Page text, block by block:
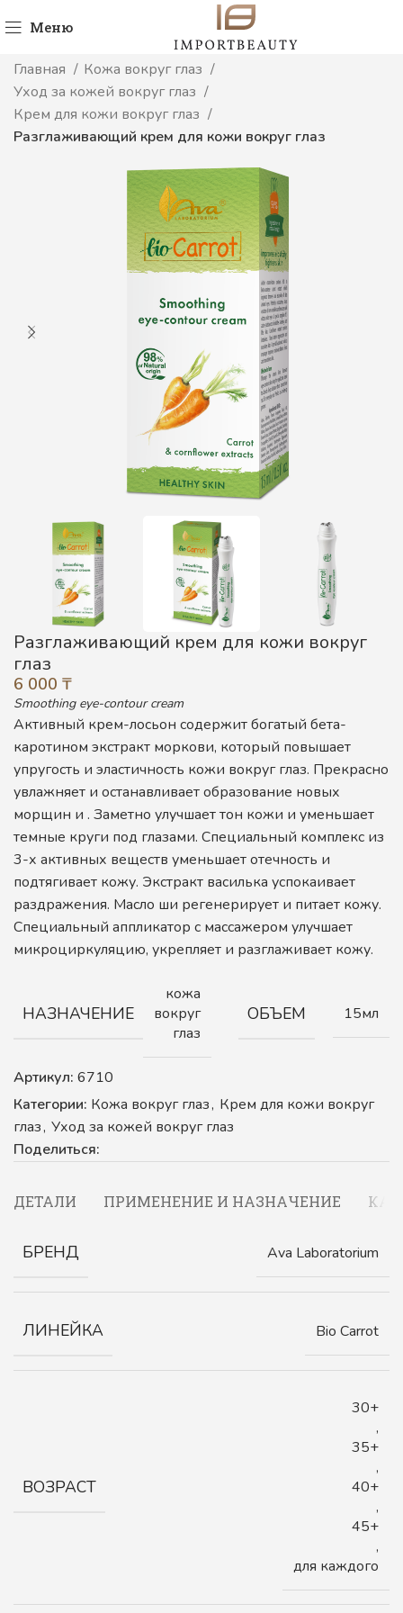
Меню
Главная
Кожа вокруг глаз
Уход за кожей вокруг глаз
Крем для кожи вокруг глаз
Разглаживающий крем для кожи вокруг глаз
Разглаживающий крем для кожи вокруг
глаз
6 000 ₸
Smoothing eye-contour cream
Активный крем-лосьон содержит богатый бета-
каротином экстракт моркови, который повышает
упругость и эластичность кожи вокруг глаз. Прекрасно
увлажняет и останавливает образование новых
морщин и . Заметно улучшает тон кожи и уменьшает
темные круги под глазами. Специальный комплекс из
3-х активных веществ уменьшает отечность и
подтягивает кожу. Экстракт василька успокаивает
раздражения. Масло ши регенерирует и питает кожу.
Специальный аппликатор с массажером улучшает
микроциркуляцию, укрепляет и разглаживает кожу.
НАЗНАЧЕНИЕ
кожа
вокруг
глаз
ОБЪЕМ 15мл
Артикул: 6710
Категории: Кожа вокруг глаз, Крем для кожи вокруг
глаз, Уход за кожей вокруг глаз
Поделиться:
ДЕТАЛИ ПРИМЕНЕНИЕ И НАЗНАЧЕНИЕ
БРЕНД Ava Laboratorium
ЛИНЕЙКА Bio Carrot
ВОЗРАСТ
30+
,
35+
,
40+
,
45+
,
для каждого